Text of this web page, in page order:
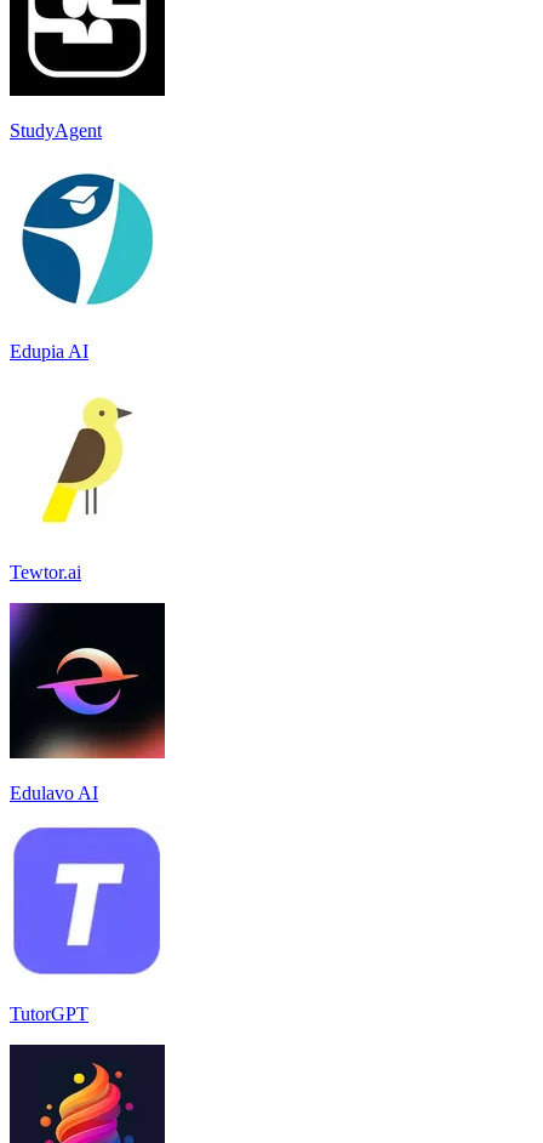
StudyAgent
Edupia AI
Tewtor.ai
Edulavo AI
TutorGPT